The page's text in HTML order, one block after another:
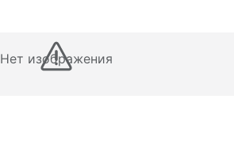
Нет изображения